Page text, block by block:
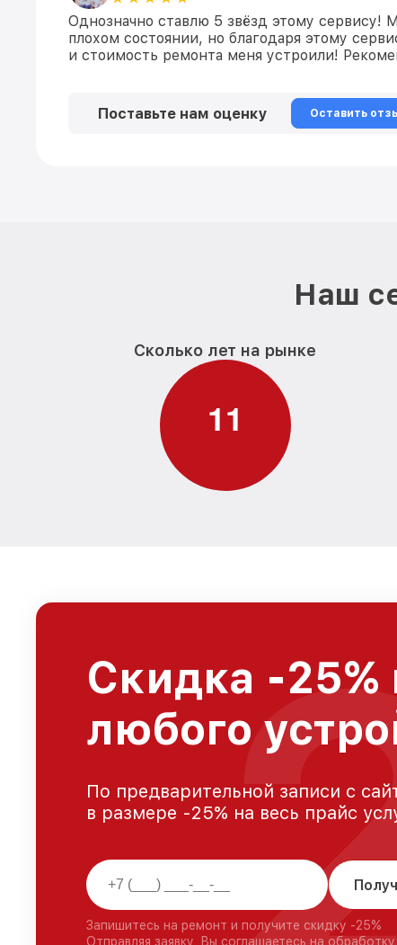
Однозначно ставлю 5 звёзд этому сервису!
плохом состоянии, но благодаря этому
и стоимость ремонта меня устроили!
Поставьте нам оценку Оставить
Наш
Сколько лет на рынке
11
Скидка -25%
любого
По предварительной записи с
в размере -25% на весь прайс
Запишитесь на ремонт и получите скидку -25%
Отправляя заявку, Вы соглашаетесь на